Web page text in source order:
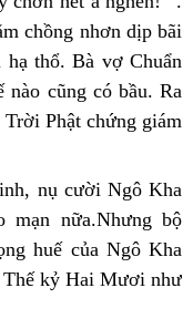
chồng nhơn dịp bãi
thổ. Bà vợ Chuẩn
cũng có bầu. Ra
Phật chứng giám
nụ cười Ngô Kha
mạn nữa.Nhưng bộ
huế của Ngô Kha
Thế kỷ Hai Mươi như